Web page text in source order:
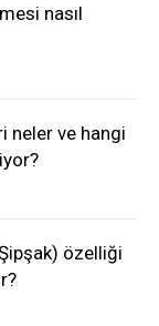
nasıl
neler ve hangi
özelliği